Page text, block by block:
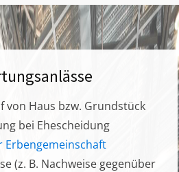
von Haus bzw. Grundstück
bei Ehescheidung
Erbengemeinschaft
(z. B. Nachweise gegenüber